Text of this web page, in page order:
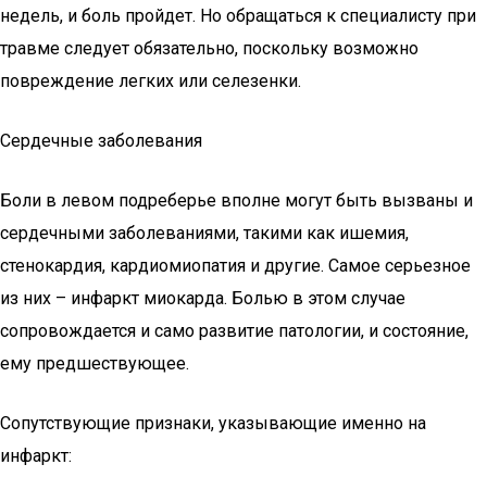
недель, и боль пройдет. Но обращаться к специалисту при
травме следует обязательно, поскольку возможно
повреждение легких или селезенки.
Сердечные заболевания
Боли в левом подреберье вполне могут быть вызваны и
сердечными заболеваниями, такими как ишемия,
стенокардия, кардиомиопатия и другие. Самое серьезное
из них – инфаркт миокарда. Болью в этом случае
сопровождается и само развитие патологии, и состояние,
ему предшествующее.
Сопутствующие признаки, указывающие именно на
инфаркт: